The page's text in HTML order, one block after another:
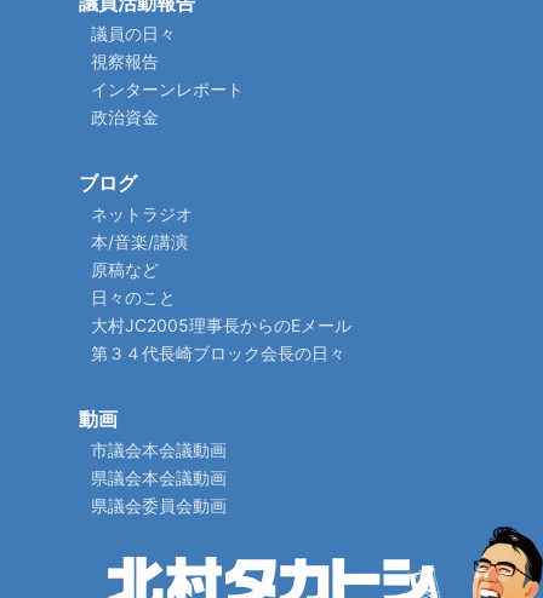
議員の日々
視察報告
インターンレポート
政治資金
ブログ
ネットラジオ
本/音楽/講演
原稿など
日々のこと
大村JC2005理事長からのEメール
第３４代長崎ブロック会長の日々
動画
市議会本会議動画
県議会本会議動画
県議会委員会動画